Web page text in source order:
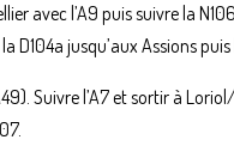
avec l’A9 puis suivre la
D104a jusqu’aux Assions
Suivre l’A7 et sortir à